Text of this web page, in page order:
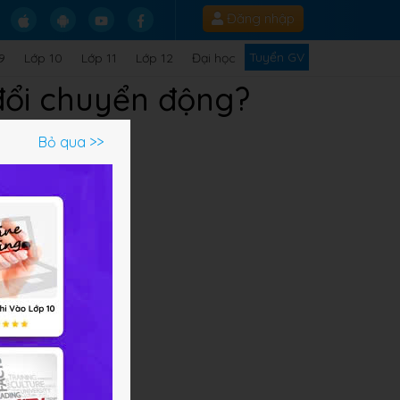
Đăng nhập
Lớp 10 Lớp 11 Lớp 12 Đại học Tuyển GV
chuyển động?
Bỏ qua >>